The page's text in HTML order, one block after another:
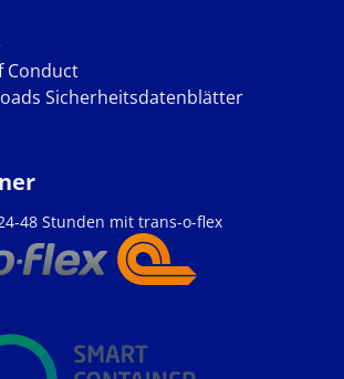
Conduct
Sicherheitsdatenblätter
48 Stunden mit trans-o-flex